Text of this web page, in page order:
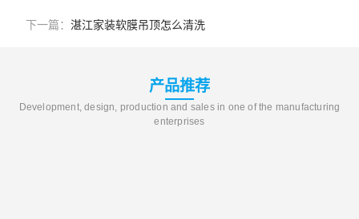
下一篇： 湛江家装软膜吊顶怎么清洗
产品推荐
Development, design, production and sales in one of the manufacturing
enterprises